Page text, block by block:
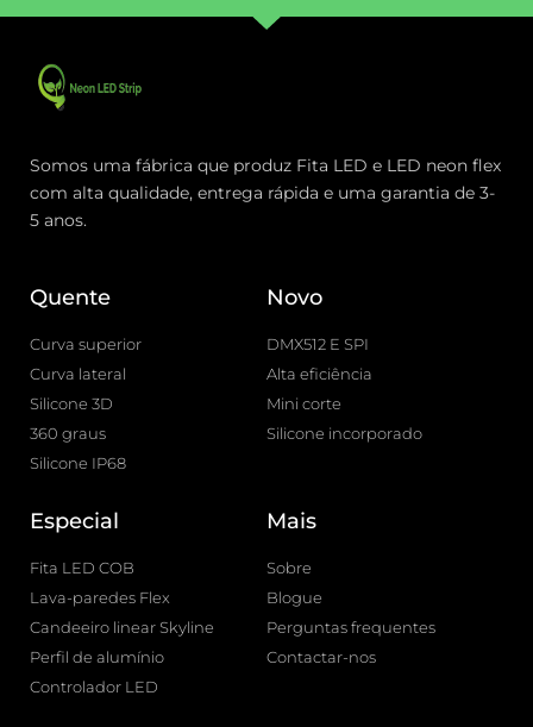
Somos uma fábrica que produz Fita LED e LED neon flex
com alta qualidade, entrega rápida e uma garantia de 3-
5 anos.
Quente
Curva superior
Curva lateral
Silicone 3D
360 graus
Silicone IP68
Novo
DMX512 E SPI
Alta eficiência
Mini corte
Silicone incorporado
Especial
Fita LED COB
Lava-paredes Flex
Candeeiro linear Skyline
Perfil de alumínio
Controlador LED
Mais
Sobre
Blogue
Perguntas frequentes
Contactar-nos